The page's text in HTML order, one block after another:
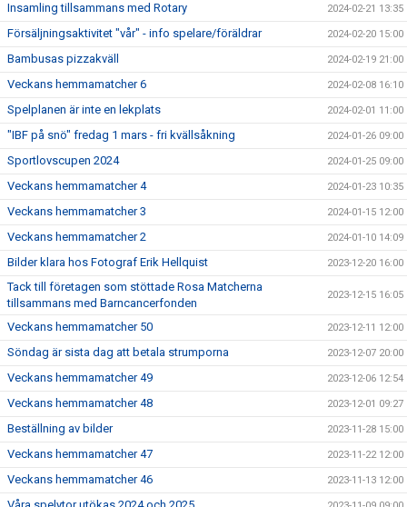
Insamling tillsammans med Rotary 2024-02-21 13:35
Försäljningsaktivitet "vår" - info spelare/föräldrar 2024-02-20 15:00
Bambusas pizzakväll 2024-02-19 21:00
Veckans hemmamatcher 6 2024-02-08 16:10
Spelplanen är inte en lekplats 2024-02-01 11:00
"IBF på snö" fredag 1 mars - fri kvällsåkning 2024-01-26 09:00
Sportlovscupen 2024 2024-01-25 09:00
Veckans hemmamatcher 4 2024-01-23 10:35
Veckans hemmamatcher 3 2024-01-15 12:00
Veckans hemmamatcher 2 2024-01-10 14:09
Bilder klara hos Fotograf Erik Hellquist 2023-12-20 16:00
Tack till företagen som stöttade Rosa Matcherna
tillsammans med Barncancerfonden
2023-12-15 16:05
Veckans hemmamatcher 50 2023-12-11 12:00
Söndag är sista dag att betala strumporna 2023-12-07 20:00
Veckans hemmamatcher 49 2023-12-06 12:54
Veckans hemmamatcher 48 2023-12-01 09:27
Beställning av bilder 2023-11-28 15:00
Veckans hemmamatcher 47 2023-11-22 12:00
Veckans hemmamatcher 46 2023-11-13 12:00